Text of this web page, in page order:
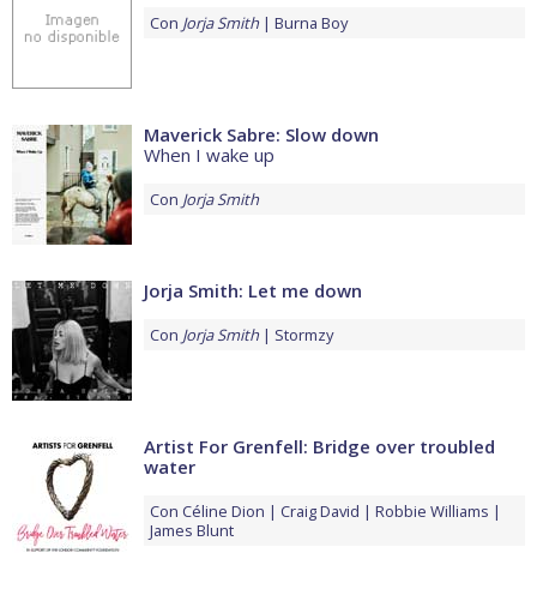
Con Jorja Smith Burna Boy
Maverick Sabre: Slow down
When I wake up
Con Jorja Smith
Jorja Smith: Let me down
Con Jorja Smith Stormzy
Artist For Grenfell: Bridge over troubled
water
Con Céline Dion Craig David
Robbie Williams
James Blunt